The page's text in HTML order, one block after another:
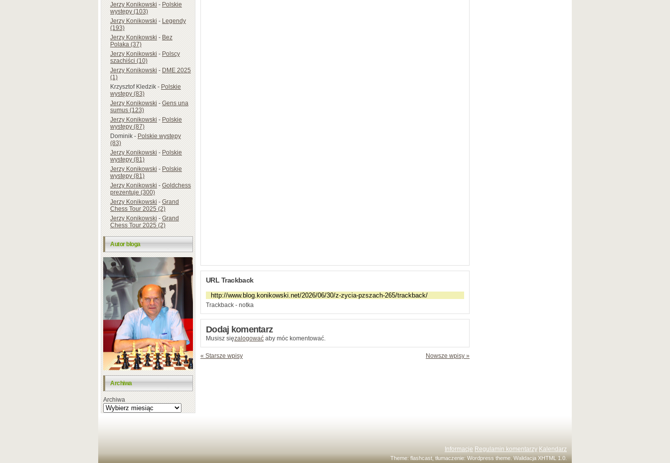
Jerzy Konikowski-Polskie
występy (103)
Jerzy Konikowski-Legendy
(193)
Jerzy Konikowski-Bez
Polaka (37)
Jerzy Konikowski-Polscy
szachiści (10)
Jerzy Konikowski-DME 2025
(1)
Krzysztof Kledzik-Polskie
występy (83)
Jerzy Konikowski-Gens una
sumus (123)
Jerzy Konikowski-Polskie
występy (87)
Dominik-Polskie występy
(83)
Jerzy Konikowski-Polskie
występy (81)
Jerzy Konikowski-Polskie
występy (81)
Jerzy Konikowski-Goldchess
prezentuje (300)
Jerzy Konikowski-Grand
Chess Tour 2025 (2)
Jerzy Konikowski-Grand
Chess Tour 2025 (2)
Autor bloga
Archiwa
Archiwa
URL Trackback
Trackback - notka
Dodaj komentarz
Musisz sięzalogować aby móc komentować.
« Starsze wpisy Nowsze wpisy »
Informacje Regulamin komentarzy Kalendarz
Theme:flashcast, tłumaczenie:Wordpress theme. WalidacjaXHTML 1.0.